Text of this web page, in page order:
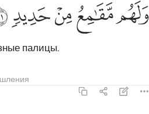
ولهم مقامع من حديد ٢١
وَلَهُم مَّقَـٰمِعُ مِنْ حَدِيدٍۢ ٢١
ﲪﲫﲬﲭ
палицы.